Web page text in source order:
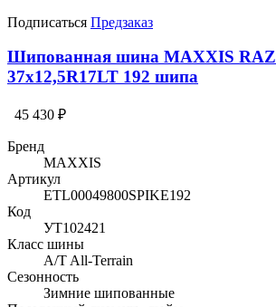
Подписаться Предзаказ
Шипованная шина MAXXIS
37x12,5R17LT 192 шипа
45 430 ₽
Бренд
MAXXIS
Артикул
ETL00049800SPIKE192
Код
УТ102421
Класс шины
A/T All-Terrain
Сезонность
Зимние шипованные